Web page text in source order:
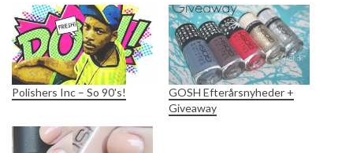
Polishers Inc – So 90's!
GOSH Efterårsnyheder +
Giveaway